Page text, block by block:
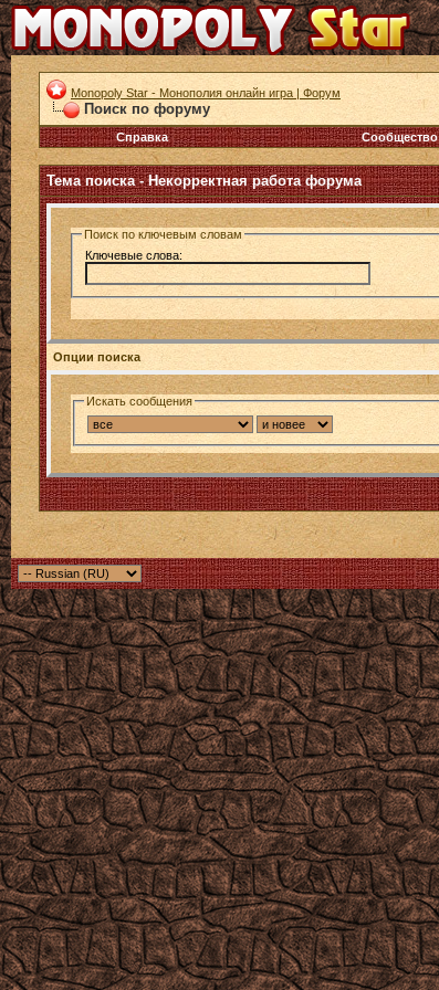
Monopoly Star - Монополия онлайн игра | Форум
Поиск по форуму
Справка
Сообщество
Тема поиска -Некорректная работа форума
Поиск по ключевым словам
Ключевые слова:
Опции поиска
Искать сообщения